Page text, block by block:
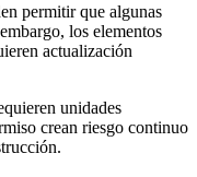
permitir que algunas
los elementos
actualización
unidades
crean riesgo continuo